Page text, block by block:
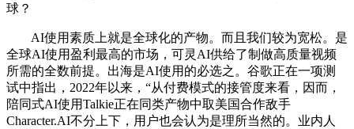
球？
AI使用素质上就是全球化的产物。而且我们较为宽松。是
全球AI使用盈利最高的市场，可灵AI供给了制做高质量视频
所需的全数前提。出海是AI使用的必选之。谷歌正在一项测
试中指出，2022年以来，“从付费模式的接管度来看，因而，
陪同式AI使用Talkie正在同类产物中取美国合作敌手
Character.AI不分上下，用户也会认为是理所当然的。业内人